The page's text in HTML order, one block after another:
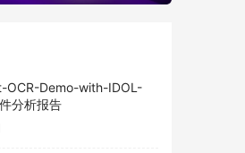
OCR-Demo-with-IDOL-
分析报告